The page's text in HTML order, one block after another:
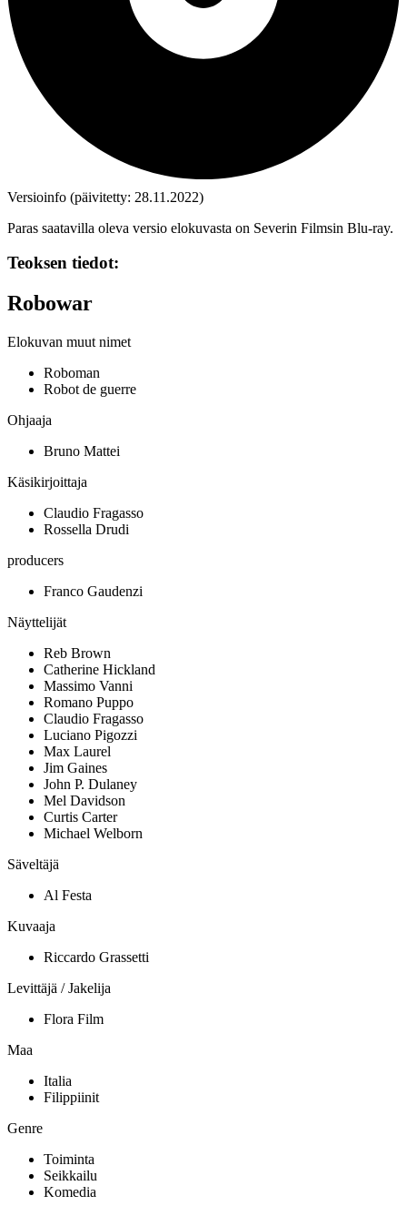
Versioinfo (päivitetty: 28.11.2022)
Paras saatavilla oleva versio elokuvasta on Severin Filmsin Blu‑ray.
Teoksen tiedot:
Robowar
Elokuvan muut nimet
Roboman
Robot de guerre
Ohjaaja
Bruno Mattei
Käsikirjoittaja
Claudio Fragasso
Rossella Drudi
producers
Franco Gaudenzi
Näyttelijät
Reb Brown
Catherine Hickland
Massimo Vanni
Romano Puppo
Claudio Fragasso
Luciano Pigozzi
Max Laurel
Jim Gaines
John P. Dulaney
Mel Davidson
Curtis Carter
Michael Welborn
Säveltäjä
Al Festa
Kuvaaja
Riccardo Grassetti
Levittäjä / Jakelija
Flora Film
Maa
Italia
Filippiinit
Genre
Toiminta
Seikkailu
Komedia